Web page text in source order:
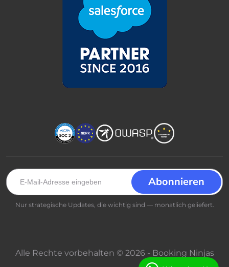
Nur strategische Updates, die wichtig sind — monatlich geliefert.
Alle Rechte vorbehalten © 2026 - Booking Ninjas